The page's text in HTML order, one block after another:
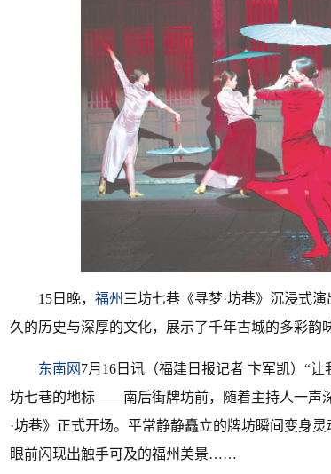
15日晚， 福州 三坊七巷《寻梦·坊巷》沉浸式
久的历史与深厚的文化，展示了千年古城的多彩韵
东南网 7月16日讯（福建日报记者 卞军凯）“
坊七巷的地标——南后街牌坊前，随着主持人一声
·坊巷》正式开场。平常静静矗立的牌坊瞬间变身
眼前闪现出触手可及的福州美景……